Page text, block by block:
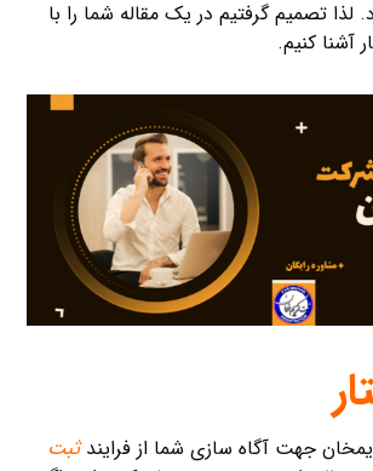
لذا تصمیم گرفتیم در یک مقاله شما را با
آشنا کنیم.
جهت آگاه سازی شما از فرایندثبت